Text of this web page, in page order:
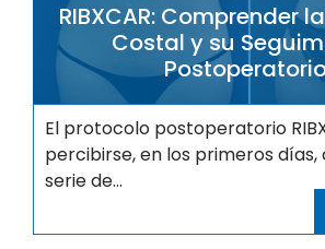
RIBXCAR: Comprender
Costal y su
El protocolo postoperatorio
percibirse, en los primeros días,
serie de...